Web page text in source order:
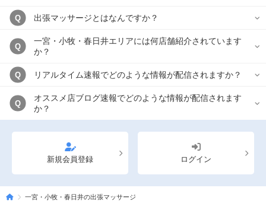
専用駐車場あり 有資格者在籍
日本人スタッフのみ 女性スタッフのみ
駅から徒歩5分以内
Q 出張マッサージとはなんですか？
Q
一宮・小牧・春日井エリアには何店舗紹介されています
か？
Q リアルタイム速報でどのような情報が配信されますか？
Q
オススメ店ブログ速報でどのような情報が配信されます
か？
新規会員登録 ログイン
一宮・小牧・春日井の出張マッサージ